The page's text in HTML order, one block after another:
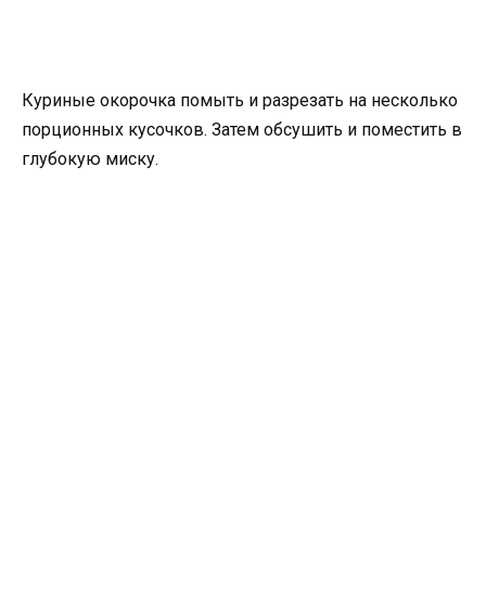
Куриные окорочка помыть и разрезать на несколько
порционных кусочков. Затем обсушить и поместить в
глубокую миску.